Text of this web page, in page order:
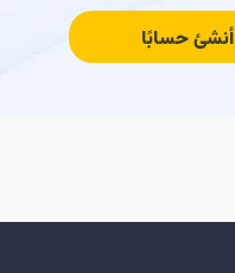
أنشئ حسابًا